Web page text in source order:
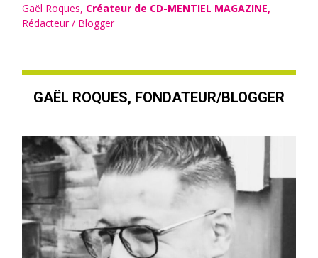
Gaël Roques, Créateur de CD-MENTIEL MAGAZINE,
Rédacteur / Blogger
GAËL ROQUES, FONDATEUR/BLOGGER